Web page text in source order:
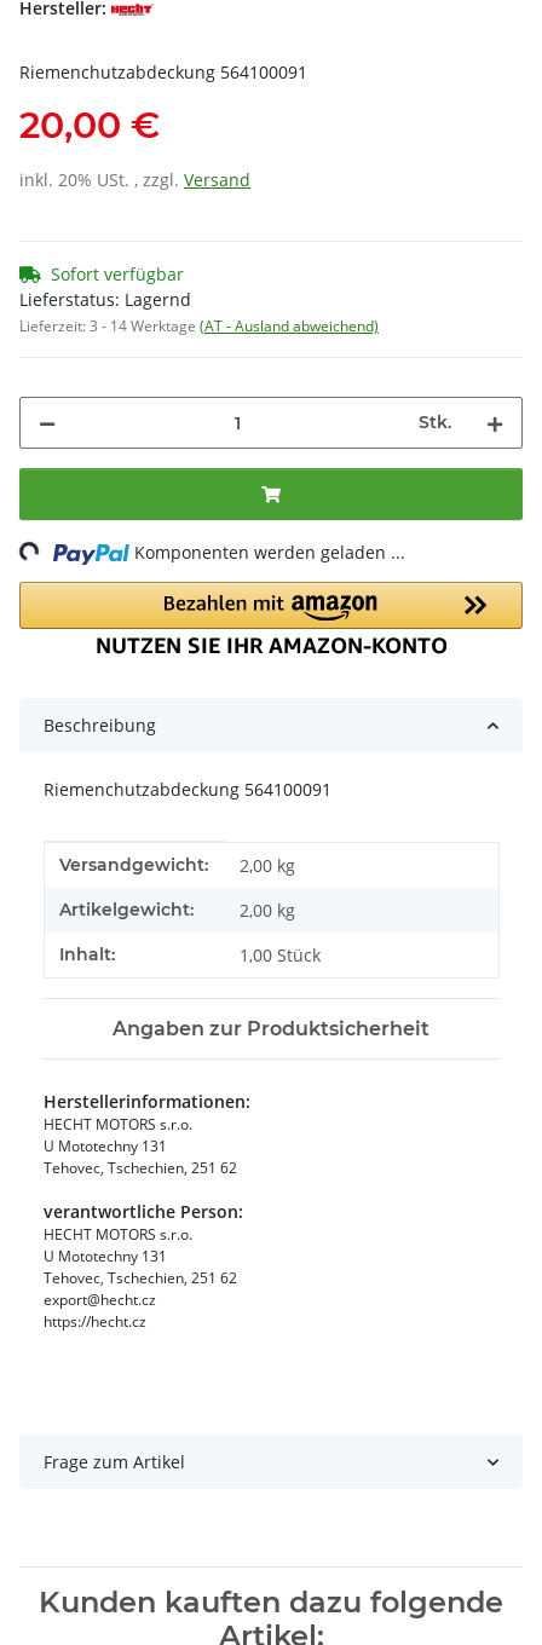
Hersteller:
Riemenchutzabdeckung 564100091
20,00 €
inkl. 20% USt. , zzgl. Versand
Sofort verfügbar
Lieferstatus: Lagernd
Lieferzeit:3 - 14 Werktage (AT - Ausland abweichend)
Stk.
Komponenten werden geladen ...
Beschreibung
Riemenchutzabdeckung 564100091
Produkteigenschaft
Wert
Versandgewicht: 2,00 kg
Artikelgewicht: 2,00 kg
Inhalt: 1,00 Stück
Angaben zur Produktsicherheit
Herstellerinformationen:
HECHT MOTORS s.r.o.
U Mototechny 131
Tehovec, Tschechien, 251 62
verantwortliche Person:
HECHT MOTORS s.r.o.
U Mototechny 131
Tehovec, Tschechien, 251 62
export@hecht.cz
https://hecht.cz
Frage zum Artikel
Kunden kauften dazu folgende
Artikel: